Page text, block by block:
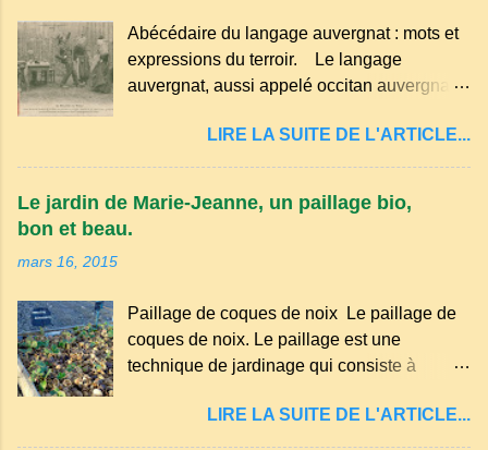
Abécédaire du langage auvergnat : mots et
expressions du terroir. Le langage
auvergnat, aussi appelé occitan auvergnat ,
principalement en Auvergne et dans
certaines parties du Massif central . Il
appartient à la famille des langues romanes
et est classé parmi les dialectes du nord-
Par exemple, on trouve des mots typiques
comme "agourer" (s'accroupir) ou "aze"
(âne, utilisé aussi pour désigner quelqu'un
Auvergne particulièrement du Puy-de-
LIRE LA SUITE DE L'ARTICLE...
Le jardin de Marie-Jeanne, un paillage bio,
bon et beau.
mars 16, 2015
Paillage de coques de noix Le paillage de
coques de noix. Le paillage est une
technique de jardinage qui consiste à
organiques, minéraux ou synthétiques pour
le protéger et améliorer sa fertilité. Il
LIRE LA SUITE DE L'ARTICLE...